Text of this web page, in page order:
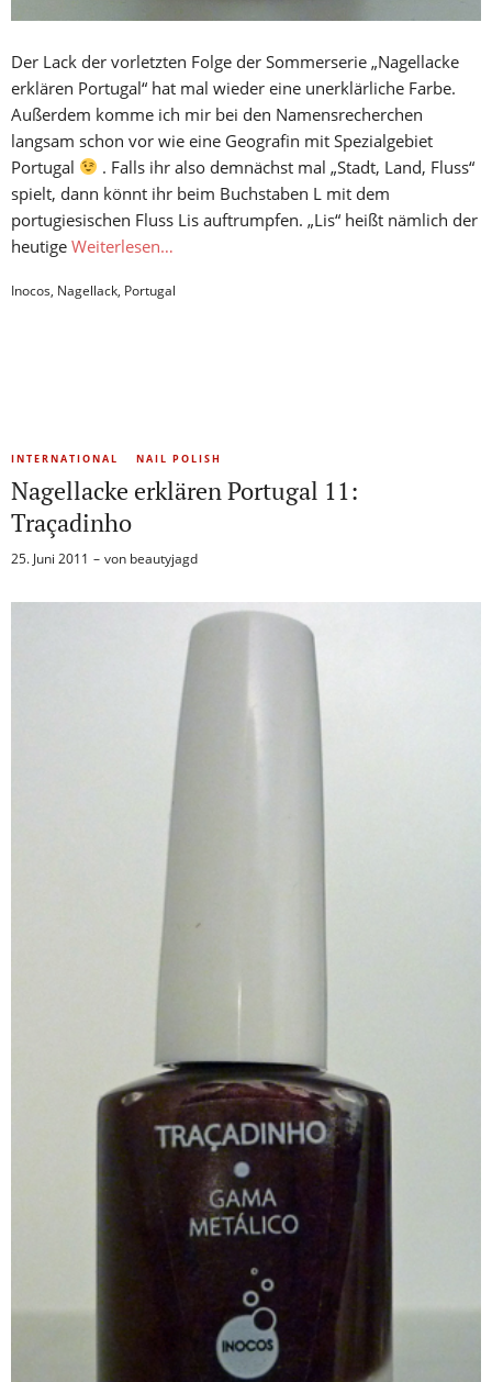
Der Lack der vorletzten Folge der Sommerserie „Nagellacke
erklären Portugal“ hat mal wieder eine unerklärliche Farbe.
Außerdem komme ich mir bei den Namensrecherchen
langsam schon vor wie eine Geografin mit Spezialgebiet
Portugal
. Falls ihr also demnächst mal „Stadt, Land, Fluss“
spielt, dann könnt ihr beim Buchstaben L mit dem
portugiesischen Fluss Lis auftrumpfen. „Lis“ heißt nämlich der
heutige Weiterlesen…
Inocos, Nagellack, Portugal
INTERNATIONAL NAIL POLISH
Nagellacke erklären Portugal 11:
Traçadinho
25. Juni 2011 von beautyjagd